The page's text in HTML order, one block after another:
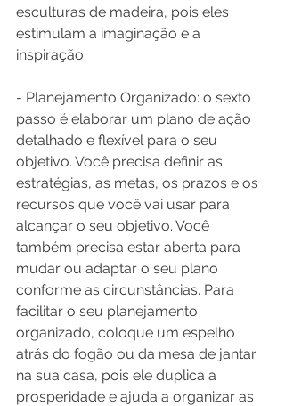
esculturas de madeira, pois eles
estimulam a imaginação e a
inspiração.
- Planejamento Organizado: o sexto
passo é elaborar um plano de ação
detalhado e flexível para o seu
objetivo. Você precisa definir as
estratégias, as metas, os prazos e os
recursos que você vai usar para
alcançar o seu objetivo. Você
também precisa estar aberta para
mudar ou adaptar o seu plano
conforme as circunstâncias. Para
facilitar o seu planejamento
organizado, coloque um espelho
atrás do fogão ou da mesa de jantar
na sua casa, pois ele duplica a
prosperidade e ajuda a organizar as